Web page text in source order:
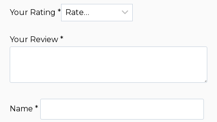
Your Rating *
Your Review *
Name *